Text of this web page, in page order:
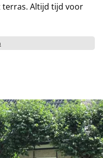
terras. Altijd tijd voor